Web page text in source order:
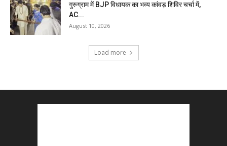
गुरुग्राम में BJP विधायक का भव्य कांवड़ शिविर चर्चा में,
AC...
August 10, 2026
Load more